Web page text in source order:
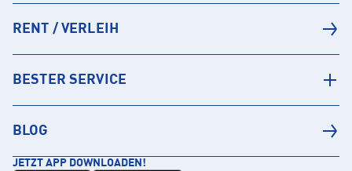
RENT / VERLEIH
BESTER SERVICE
BLOG
JETZT APP DOWNLOADEN!